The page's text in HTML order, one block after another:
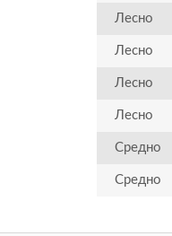
Лесно
Лесно
Лесно
Лесно
Средно
Средно